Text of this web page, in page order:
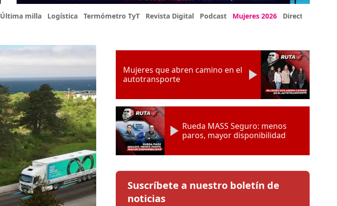
Última milla Logística Termómetro TyT Revista Digital Podcast Mujeres 2026 Directorio Expo
Mujeres que abren camino en el
autotransporte
Rueda MASS Seguro: menos
paros, mayor disponibilidad
Suscríbete a nuestro boletín de
noticias